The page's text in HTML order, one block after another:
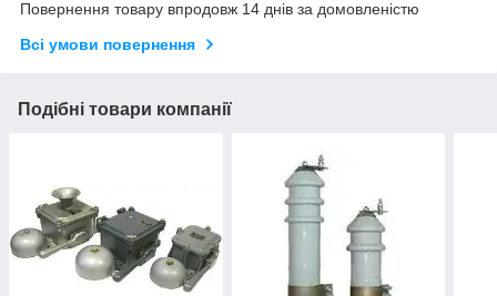
Повернення товару впродовж 14 днів за домовленістю
Всі умови повернення
Подібні товари компанії